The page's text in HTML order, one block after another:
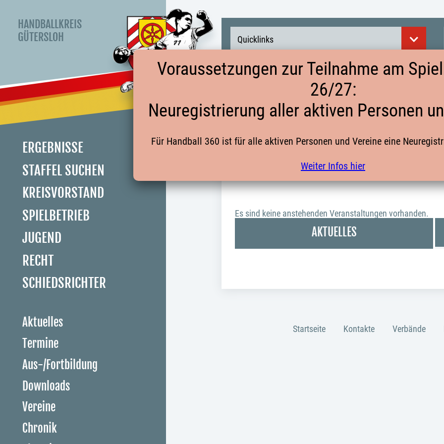
HANDBALLKREIS
GÜTERSLOH
ERGEBNISSE
STAFFEL SUCHEN
KREISVORSTAND
SPIELBETRIEB
JUGEND
RECHT
SCHIEDSRICHTER
Aktuelles
Termine
Aus-/Fortbildung
Downloads
Vereine
Chronik
Quicklinks
AUS-/FORTBILDUNG
In diser Unterkategorie findet ihr alle Aus- und
Es sind keine anstehenden Veranstaltungen vorhanden.
AKTUELLES
Startseite Kontakte Verbände
Voraussetzungen zur Teilnahme am
26/27:
Neuregistrierung aller aktiven Personen
Für Handball 360 ist für alle aktiven Personen und Vereine eine
Weiter Infos hier